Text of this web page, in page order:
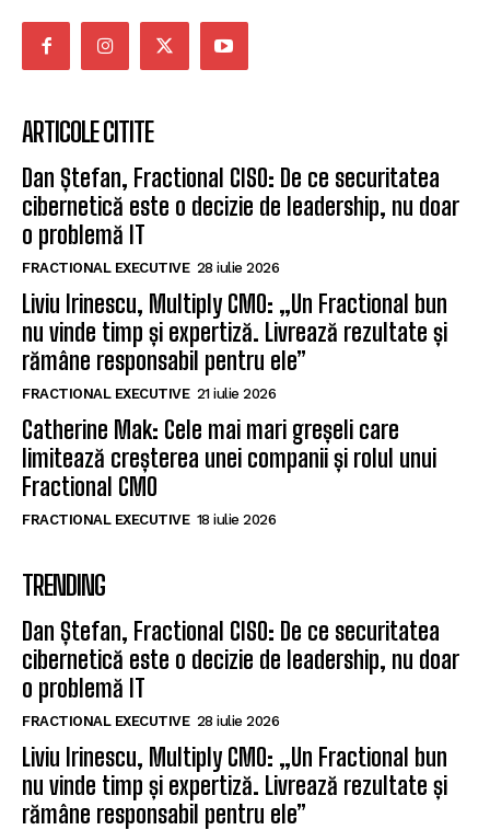
ARTICOLE CITITE
Dan Ștefan, Fractional CISO: De ce securitatea
cibernetică este o decizie de leadership, nu doar
o problemă IT
FRACTIONAL EXECUTIVE 28 iulie 2026
Liviu Irinescu, Multiply CMO: „Un Fractional bun
nu vinde timp și expertiză. Livrează rezultate și
rămâne responsabil pentru ele”
FRACTIONAL EXECUTIVE 21 iulie 2026
Catherine Mak: Cele mai mari greșeli care
limitează creșterea unei companii și rolul unui
Fractional CMO
FRACTIONAL EXECUTIVE 18 iulie 2026
TRENDING
Dan Ștefan, Fractional CISO: De ce securitatea
cibernetică este o decizie de leadership, nu doar
o problemă IT
FRACTIONAL EXECUTIVE 28 iulie 2026
Liviu Irinescu, Multiply CMO: „Un Fractional bun
nu vinde timp și expertiză. Livrează rezultate și
rămâne responsabil pentru ele”